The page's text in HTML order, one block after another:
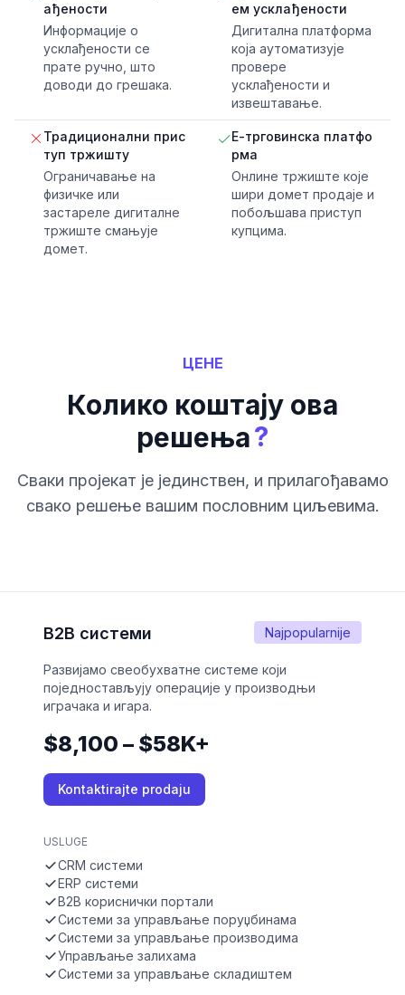
ађености
Информације о
усклађености се
прате ручно, што
доводи до грешака.
ем усклађености
Дигитална платформа
која аутоматизује
провере
усклађености и
извештавање.
Традиционални прис
туп тржишту
Ограничавање на
физичке или
застареле дигиталне
тржиште смањује
домет.
Е-трговинска платфо
рма
Онлине тржиште које
шири домет продаје и
побољшава приступ
купцима.
ЦЕНЕ
Колико коштају ова
решења?
Сваки пројекат је јединствен, и прилагођавамо
свако решење вашим пословним циљевима.
Najpopularnije
B2B системи
Развијамо свеобухватне системе који
поједностављују операције у производњи
играчака и игара.
$8,100 – $58K+
Kontaktirajte prodaju
USLUGE
CRM системи
ERP системи
B2B кориснички портали
Системи за управљање поруџбинама
Системи за управљање производима
Управљање залихама
Системи за управљање складиштем